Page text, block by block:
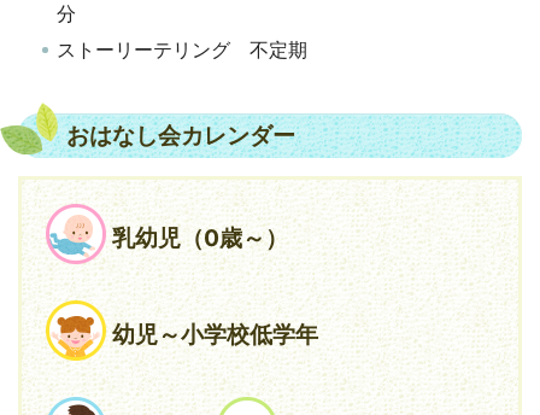
分
ストーリーテリング 不定期
おはなし会カレンダー
乳幼児（0歳～）
幼児～小学校低学年